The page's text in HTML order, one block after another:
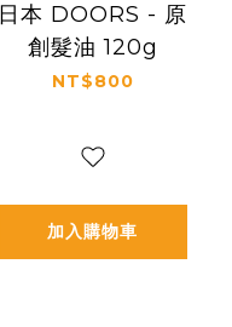
日本 DOORS - 原
創髮油 120g
NT$800
加入購物車